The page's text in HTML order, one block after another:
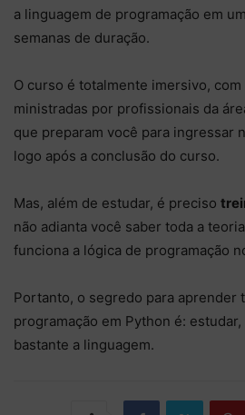
a linguagem de programação em
semanas de duração.
O curso é totalmente imersivo,
ministradas por profissionais da
que preparam você para ingressar
logo após a conclusão do curso.
Mas, além de estudar, é preciso
não adianta você saber toda a
funciona a lógica de programação
Portanto, o segredo para aprender
programação em Python é:
bastante a linguagem.